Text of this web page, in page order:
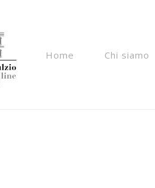
Home Chi siamo